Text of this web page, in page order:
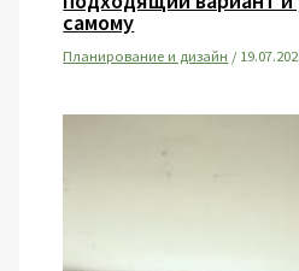
самому
Планирование и дизайн /